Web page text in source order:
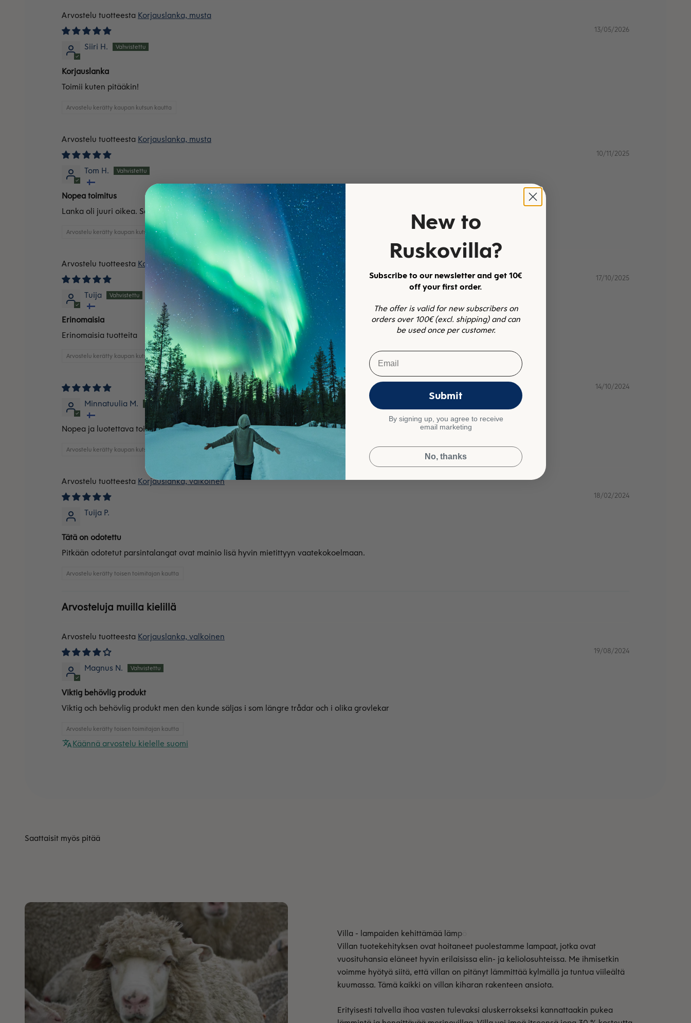
Korjauslanka, musta
13/05/2026
Siiri H.
Korjauslanka
Toimii kuten pitääkin!
Arvostelu kerätty kaupan kutsun kautta
Korjauslanka, musta
10/11/2025
Tom H.
Nopea toimitus
Lanka oli juuri oikea. Sain pienet reijät paikattua
Arvostelu kerätty kaupan kutsun kautta
Korjauslanka, musta
17/10/2025
Tuija
Erinomaisia
Erinomaisia tuotteita
Arvostelu kerätty kaupan kutsun kautta
14/10/2024
Minnatuulia M.
Nopea ja luotettava toimitus, tuote vastasi mielikuvaa. Kiitos 💚
Arvostelu kerätty kaupan kutsun kautta
Korjauslanka, valkoinen
18/02/2024
Tuija P.
Tätä on odotettu
Pitkään odotetut parsintalangat ovat mainio lisä hyvin mietittyyn vaatekokoelmaan.
Arvostelu kerätty toisen toimitajan kautta
Arvosteluja muilla kielillä
Korjauslanka, valkoinen
19/08/2024
Magnus N.
Viktig behövlig produkt
Viktig och behövlig produkt men den kunde säljas i som längre trådar och i olika grovlekar
Arvostelu kerätty toisen toimitajan kautta
Käännä arvostelu kielelle suomi
Villan tuotekehityksen ovat hoitaneet puolestamme lampaat, jotka ovat
vuosituhansia eläneet hyvin erilaisissa elin- ja keliolosuhteissa. Me ihmisetkin
voimme hyötyä siitä, että villan on pitänyt lämmittää kylmällä ja tuntua viileältä
kuumassa. Tämä kaikki on villan kiharan rakenteen ansiota.
Erityisesti talvella ihoa vasten tulevaksi aluskerrokseksi kannattaakin pukea
New to
Ruskovilla?
Subscribe to our newsletter and get 10€
off your first order.
The offer is valid for new subscribers on
orders over 100€ (excl. shipping) and can
be used once per customer.
Email
Submit
By signing up, you agree to receive
email marketing
No, thanks